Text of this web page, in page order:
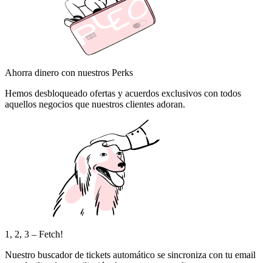
Ahorra dinero con nuestros Perks
Hemos desbloqueado ofertas y acuerdos exclusivos con todos
aquellos negocios que nuestros clientes adoran.
1, 2, 3 – Fetch!
Nuestro buscador de tickets automático se sincroniza con tu email